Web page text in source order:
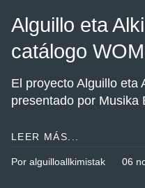
Alguillo eta
catálogo
El proyecto Alguillo eta
presentado por Musika
LEER MÁS...
Por alguilloallkimistak 06